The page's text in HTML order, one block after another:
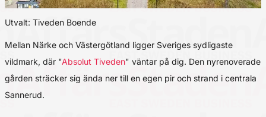
Utvalt: Tiveden Boende
Mellan Närke och Västergötland ligger Sveriges sydligaste
vildmark, där "Absolut Tiveden" väntar på dig. Den nyrenoverade
gården sträcker sig ända ner till en egen pir och strand i centrala
Sannerud.